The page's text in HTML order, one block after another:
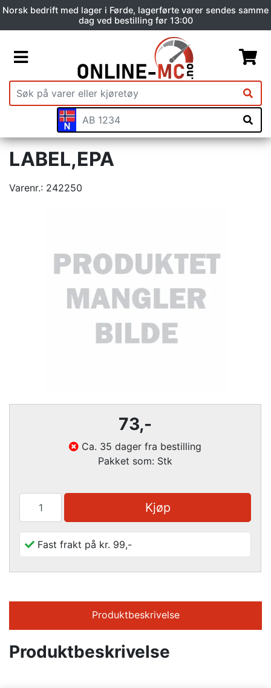
Norsk bedrift med lager i Førde, lagerførte varer sendes samme
dag ved bestilling før 13:00
LABEL,EPA
Varenr.: 242250
73,-
Ca. 35 dager fra bestilling
Pakket som: Stk
Kjøp
Fast frakt på kr. 99,-
Produktbeskrivelse
Produktbeskrivelse